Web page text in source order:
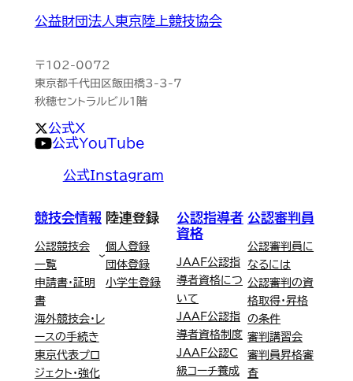
公益財団法人東京陸上競技協会
〒102-0072
東京都千代田区飯田橋3-3-7
秋穂セントラルビル1階
公式X
公式YouTube
公式Instagram
競技会情報
公認競技会
一覧
申請書・証明
書
海外競技会・レ
ースの手続き
東京代表プロ
ジェクト・強化
陸連登録
個人登録
団体登録
小学生登録
公認指導者
資格
JAAF公認指
導者資格につ
いて
JAAF公認指
導者資格制度
JAAF公認C
級コーチ養成
公認審判員
公認審判員に
なるには
公認審判の資
格取得・昇格
の条件
審判講習会
審判員昇格審
査